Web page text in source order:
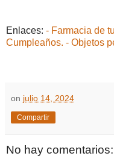
Enlaces: - Farmacia de
Cumpleaños. - Objetos
on julio 14, 2024
Compartir
No hay comentarios: